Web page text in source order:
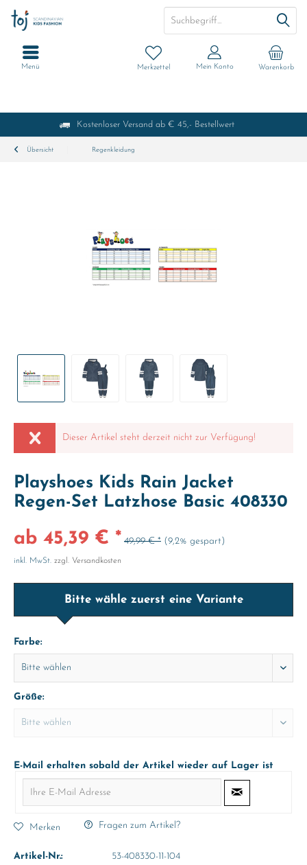
Kostenloser Versand ab € 45,- Bestellwert
Warenkorb
Merkzettel Mein Konto
Menü
Übersicht Regenkleidung
Dieser Artikel steht derzeit nicht zur Verfügung!
Playshoes Kids Rain Jacket
Regen-Set Latzhose Basic 408330
ab 45,39 € * 49,99 € * (9,2% gespart)
inkl. MwSt. zzgl. Versandkosten
Bitte wähle zuerst eine Variante
Farbe:
Größe:
E-Mail erhalten sobald der Artikel wieder auf Lager ist
Merken Fragen zum Artikel?
Artikel-Nr.: 53-408330-11-104